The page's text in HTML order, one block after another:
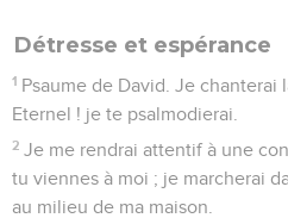
Détresse et espérance
1 Psaume de David. Je chanterai
Eternel ! je te psalmodierai.
2 Je me rendrai attentif à une
tu viennes à moi ; je marcherai
au milieu de ma maison.